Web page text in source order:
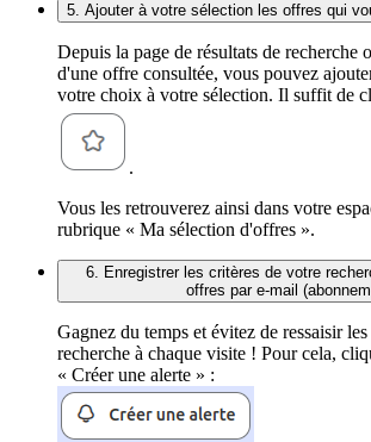
5. Ajouter à votre sélection les offres qui
Depuis la page de résultats de recherche
d'une offre consultée, vous pouvez
votre choix à votre sélection. Il suffit de
.
Vous les retrouverez ainsi dans votre
rubrique « Ma sélection d'offres ».
6. Enregistrer les critères de votre
offres par e-mail
Gagnez du temps et évitez de ressaisir
recherche à chaque visite ! Pour cela,
« Créer une alerte » :